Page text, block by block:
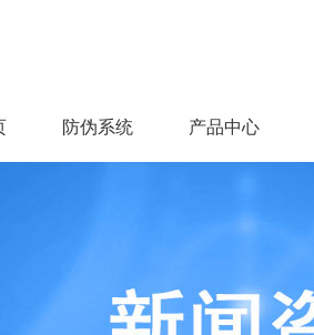
防伪系统 产品中心